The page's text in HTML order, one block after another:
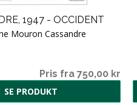
1947 - OCCIDENT
Mouron Cassandre
Pris fra 750,00 kr
SE PRODUKT